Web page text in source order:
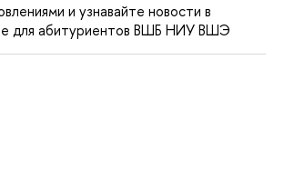
и узнавайте новости в
для абитуриентов ВШБ НИУ ВШЭ